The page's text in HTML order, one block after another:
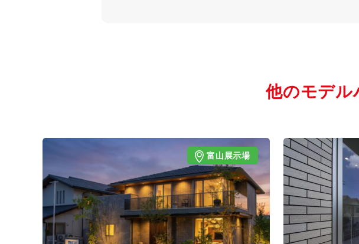
他のモデル
富山展示場